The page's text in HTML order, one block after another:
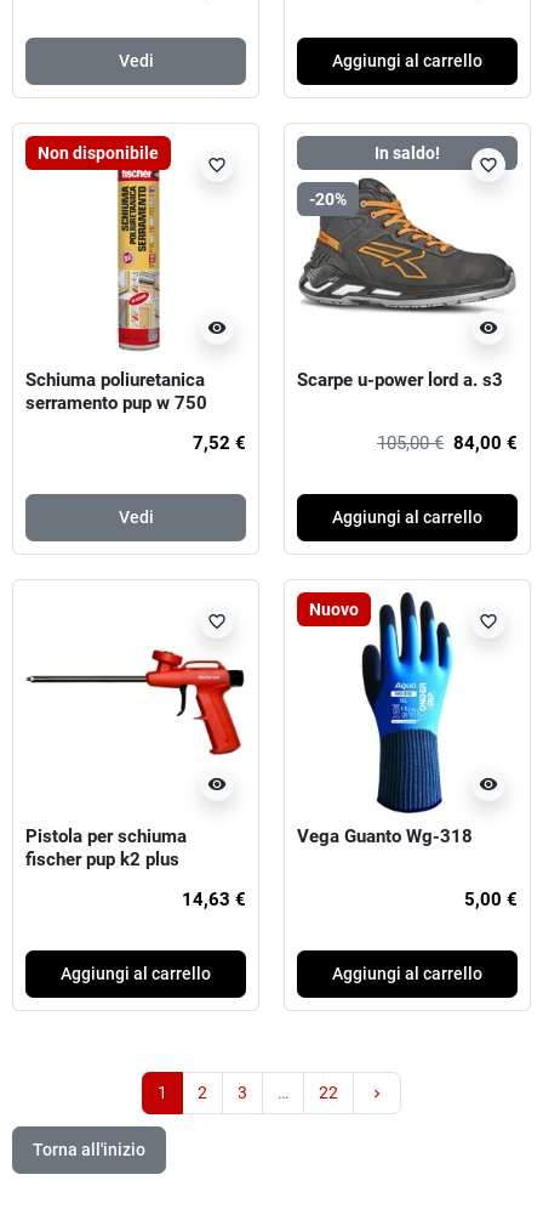
Vedi Aggiungi al carrello
Non disponibile
visibility
favorite_border
Schiuma poliuretanica
serramento pup w 750
7,52 €
Vedi
In saldo!
-20%
visibility
favorite_border
Scarpe u-power lord a. s3
105,00 € 84,00 €
Aggiungi al carrello
visibility
favorite_border
Pistola per schiuma
fischer pup k2 plus
14,63 €
Aggiungi al carrello
Nuovo
visibility
favorite_border
Vega Guanto Wg-318
5,00 €
Aggiungi al carrello
1 2 3 … 22 keyboard_arrow_right
Torna all'inizio